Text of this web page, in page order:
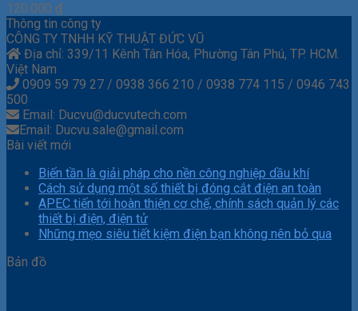
120.000 ₫
Thông tin công ty
CÔNG TY TNHH KỸ THUẬT ĐỨC VŨ
Địa chỉ: 339/11 Kênh Tân Hóa, Phường Tân Phú, TP. HCM.
Việt Nam
0909 59 79 27 / 0938 366 210 / 0938 774 115 / 0946 743
500
Email: Ducvu@ducvutech.com
Email: Ducvu.sale@gmail.com
Bài viết mới
Biến tần là giải pháp cho nền công nghiệp dầu khí
Cách sử dụng một số thiết bị đóng cắt điện an toàn
APEC tiến tới hoàn thiện cơ chế, chính sách quản lý các
thiết bị điện, điện tử
Những mẹo siêu tiết kiệm điện bạn không nên bỏ qua
Bản đồ